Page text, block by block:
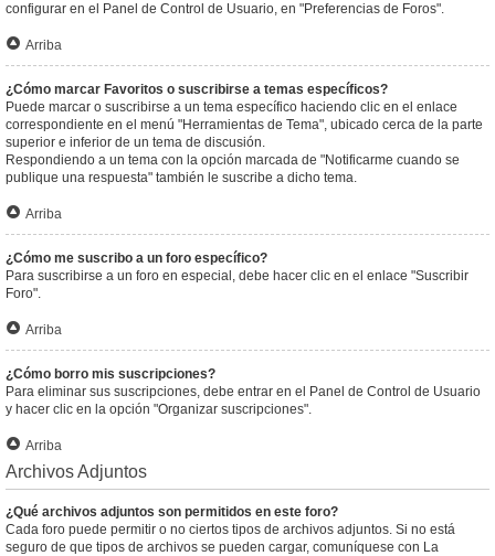
configurar en el Panel de Control de Usuario, en "Preferencias de Foros".
Arriba
¿Cómo marcar Favoritos o suscribirse a temas específicos?
Puede marcar o suscribirse a un tema específico haciendo clic en el enlace
correspondiente en el menú "Herramientas de Tema", ubicado cerca de la parte
superior e inferior de un tema de discusión.
Respondiendo a un tema con la opción marcada de "Notificarme cuando se
publique una respuesta" también le suscribe a dicho tema.
Arriba
¿Cómo me suscribo a un foro específico?
Para suscribirse a un foro en especial, debe hacer clic en el enlace "Suscribir
Foro".
Arriba
¿Cómo borro mis suscripciones?
Para eliminar sus suscripciones, debe entrar en el Panel de Control de Usuario
y hacer clic en la opción "Organizar suscripciones".
Arriba
Archivos Adjuntos
¿Qué archivos adjuntos son permitidos en este foro?
Cada foro puede permitir o no ciertos tipos de archivos adjuntos. Si no está
seguro de que tipos de archivos se pueden cargar, comuníquese con La